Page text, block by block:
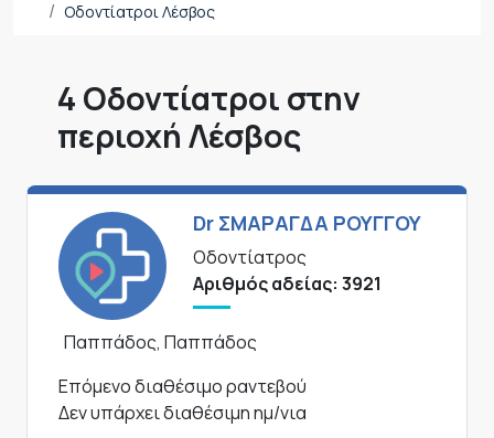
Οδοντίατροι Λέσβος
4 Οδοντίατροι στην
περιοχή Λέσβος
Dr ΣΜΑΡΑΓΔΑ ΡΟΥΓΓΟΥ
Οδοντίατρος
Αριθμός αδείας: 3921
Παππάδος, Παππάδος
Επόμενο διαθέσιμο ραντεβού
Δεν υπάρχει διαθέσιμη ημ/νια